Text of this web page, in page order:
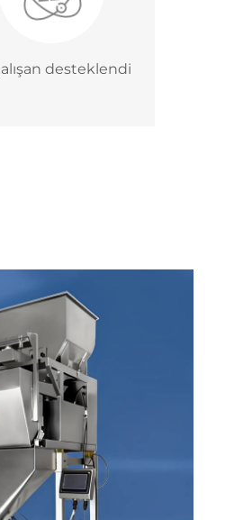
desteklendi